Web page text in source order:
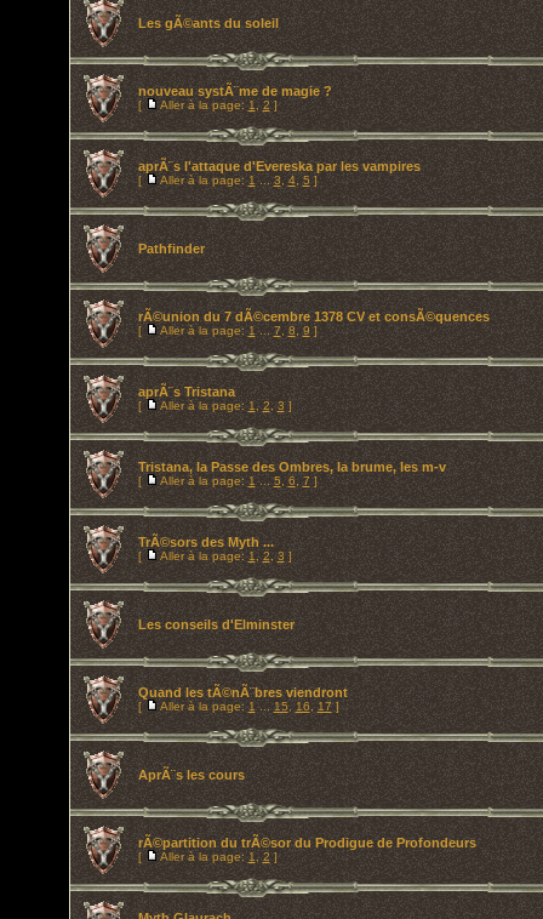
Les gÃ©ants du soleil
nouveau systÃ¨me de magie ?
[ Aller à la page: 1 ,2 ]
aprÃ¨s l'attaque d'Evereska par les vampires
[ Aller à la page: 1 ...3 ,4,5]
Pathfinder
rÃ©union du 7 dÃ©cembre 1378 CV et consÃ©quences
[ Aller à la page: 1 ...7 ,8 ,9]
aprÃ¨s Tristana
[ Aller à la page: 1 ,2 ,3]
Tristana, la Passe des Ombres, la brume, les m-v
[ Aller à la page: 1 ...5,6 ,7]
TrÃ©sors des Myth ...
[ Aller à la page: 1 ,2 ,3]
Les conseils d'Elminster
Quand les tÃ©nÃ¨bres viendront
[ Aller à la page: 1 ...15,16, 17]
AprÃ¨s les cours
rÃ©partition du trÃ©sor du Prodigue de Profondeurs
[ Aller à la page: 1 ,2 ]